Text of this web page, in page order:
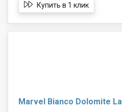
Купить в 1 клик
Marvel Bianco Dolomite